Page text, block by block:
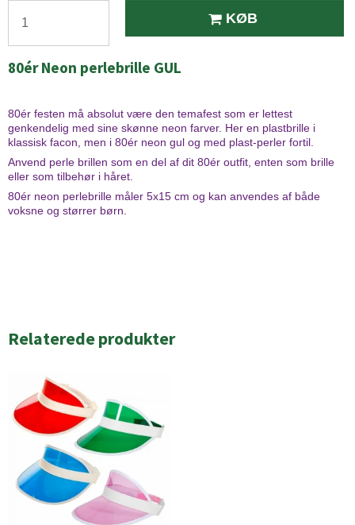
KØB
80ér Neon perlebrille GUL
80ér festen må absolut være den temafest som er lettest
genkendelig med sine skønne neon farver. Her en plastbrille i
klassisk facon, men i 80ér neon gul og med plast-perler fortil.
Anvend perle brillen som en del af dit 80ér outfit, enten som brille
eller som tilbehør i håret.
80ér neon perlebrille måler 5x15 cm og kan anvendes af både
voksne og størrer børn.
Relaterede produkter